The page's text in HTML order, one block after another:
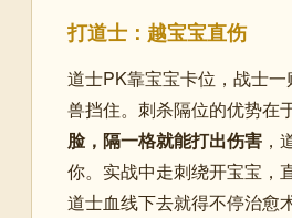
打道士：越宝宝直伤
道士PK靠宝宝卡位，战士
兽挡住。刺杀隔位的优势在
脸，隔一格就能打出伤害 ，
你。实战中走刺绕开宝宝，
道士血线下去就得不停治愈